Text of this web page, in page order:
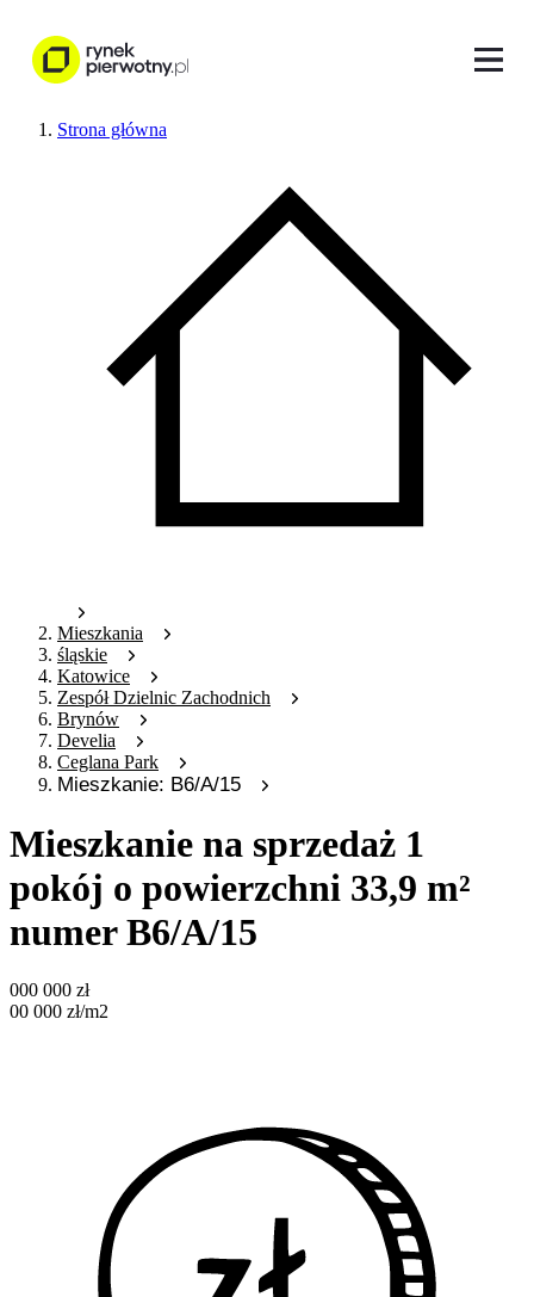
Strona główna
Mieszkania
śląskie
Katowice
Zespół Dzielnic Zachodnich
Brynów
Develia
Ceglana Park
Mieszkanie: B6/A/15
Mieszkanie na sprzedaż 1
pokój o powierzchni 33,9 m²
numer B6/A/15
000 000 zł
00 000 zł/m2